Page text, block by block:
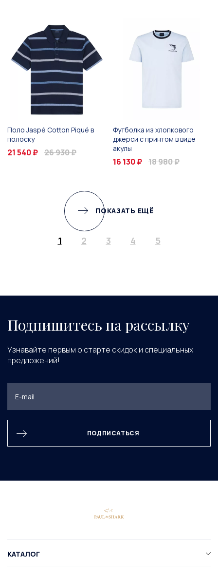
Поло Jaspé Cotton Piqué в
полоску
21 540 ₽ 26 930 ₽
Футболка из хлопкового
джерси с принтом в виде
акулы
16 130 ₽ 18 980 ₽
ПОКАЗАТЬ ЕЩЁ
1 2 3 4 5
Подпишитесь на рассылку
Узнавайте первым о старте скидок и специальных
предложений!
ПОДПИСАТЬСЯ
КАТАЛОГ